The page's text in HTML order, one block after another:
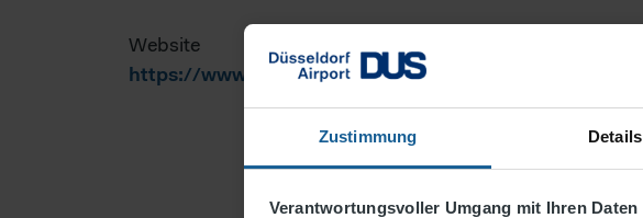
Zustimmung Details
Verantwortungsvoller Umgang mit Ihren Daten
Website
https://www.airbaltic.com/